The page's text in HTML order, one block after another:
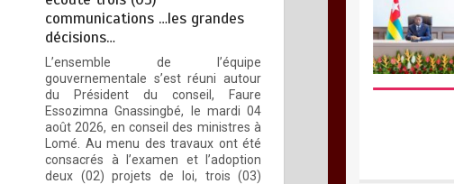
communications …les grandes
décisions…
L’ensemble de l’équipe
gouvernementale s’est réuni autour
du Président du conseil, Faure
Essozimna Gnassingbé, le mardi 04
août 2026, en conseil des ministres à
Lomé. Au menu des travaux ont été
consacrés à l’examen et l’adoption
deux (02) projets de loi, trois (03)